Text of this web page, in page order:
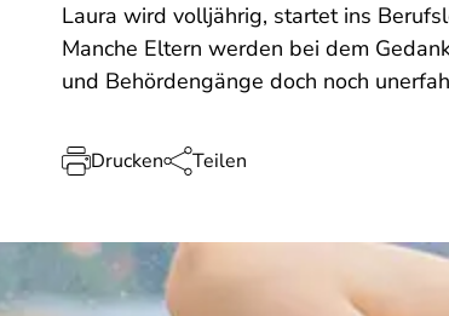
Laura wird volljährig, startet ins
Manche Eltern werden bei dem
und Behördengänge doch noch
Drucken Teilen